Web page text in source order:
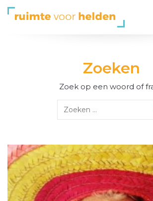
Zoeken
Zoek op een woord of